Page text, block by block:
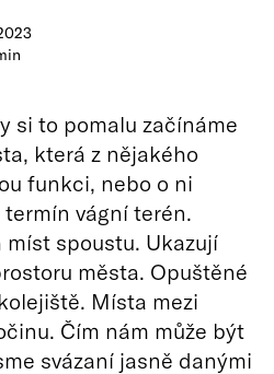
si to pomalu začínáme
která z nějakého
funkci, nebo o ni
vágní terén.
spoustu. Ukazují
města. Opuštěné
Místa mezi
Čím nám může být
svázaní jasně danými